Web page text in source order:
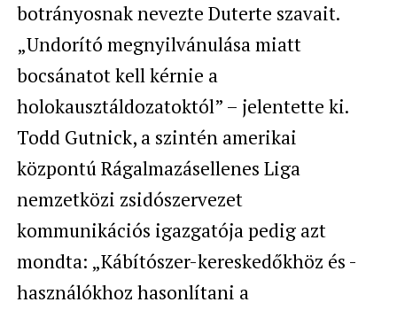
botrányosnak nevezte Duterte szavait.
„Undorító megnyilvánulása miatt
bocsánatot kell kérnie a
holokausztáldozatoktól” – jelentette ki.
Todd Gutnick, a szintén amerikai
központú Rágalmazásellenes Liga
nemzetközi zsidószervezet
kommunikációs igazgatója pedig azt
mondta: „Kábítószer-kereskedőkhöz és -
használókhoz hasonlítani a